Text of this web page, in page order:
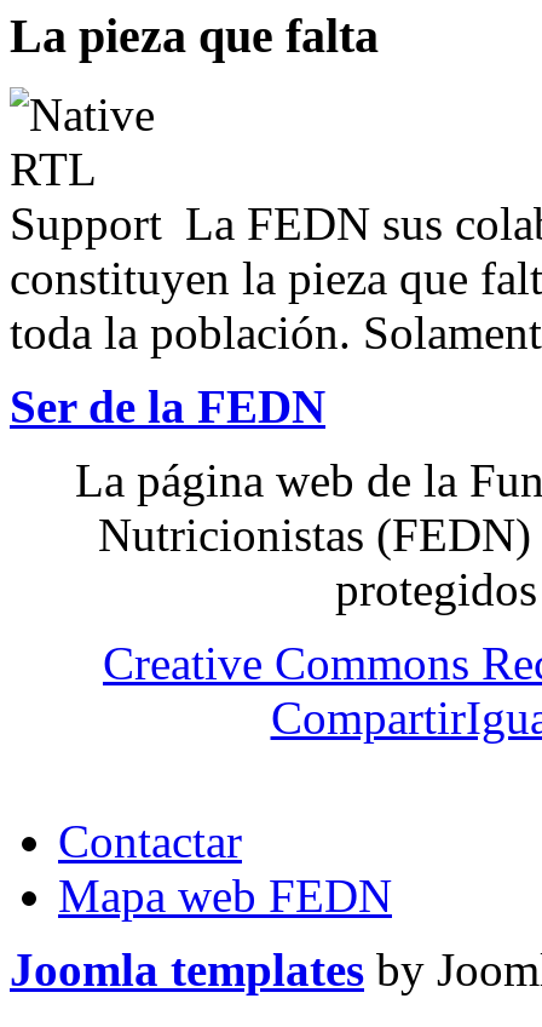
La pieza que falta
La FEDN sus
constituyen la pieza que
toda la población.
Ser de la FEDN
La página web de la
Nutricionistas (FEDN)
Creative Commons
Contactar
Mapa web FEDN
Joomla templates by